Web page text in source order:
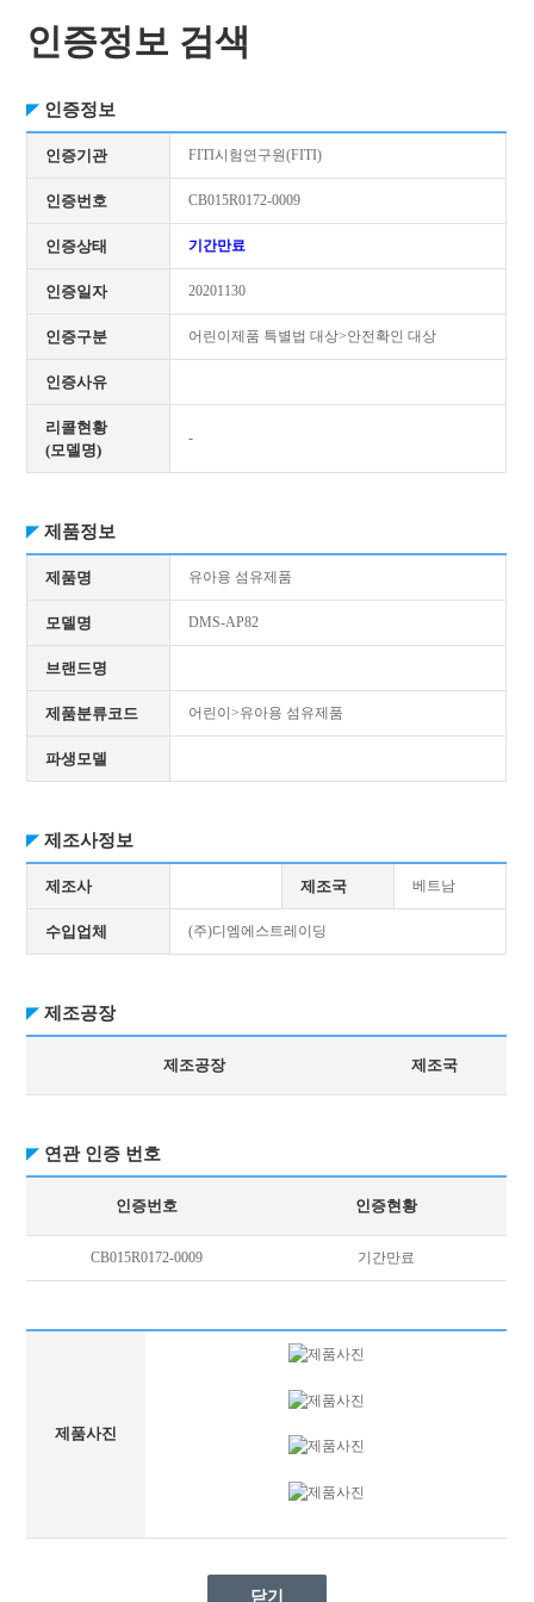
인증정보 검색
인증정보
인증기관 FITI시험연구원(FITI)
인증번호 CB015R0172-0009
인증상태 기간만료
인증일자 20201130
인증구분 어린이제품 특별법 대상>안전확인 대상
인증사유
리콜현황
(모델명)
-
제품정보
제품명 유아용 섬유제품
모델명 DMS-AP82
브랜드명
제품분류코드 어린이>유아용 섬유제품
파생모델
제조사정보
제조사 제조국 베트남
수입업체 (주)디엠에스트레이딩
제조공장
제조공장 제조국
연관 인증 번호
인증번호 인증현황
CB015R0172-0009 기간만료
제품사진
닫기